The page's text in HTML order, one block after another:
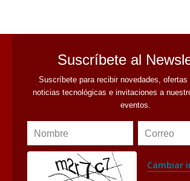
Suscríbete al
Suscríbete para recibir novedades, ofertas
noticias tecnológicas e invitaciones a
eventos.
Nombre Correo
Cambiar